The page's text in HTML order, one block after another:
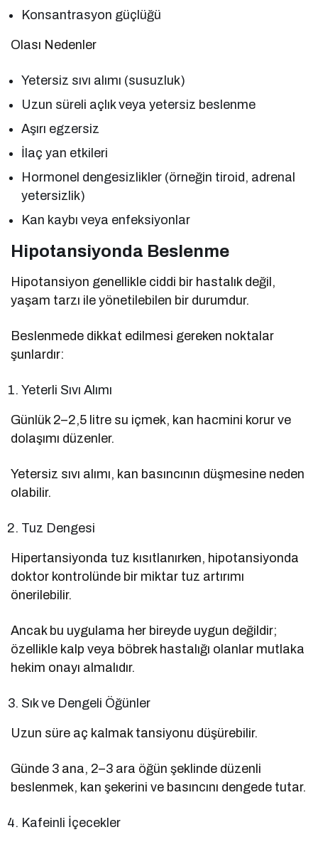
Konsantrasyon güçlüğü
Olası Nedenler
Yetersiz sıvı alımı (susuzluk)
Uzun süreli açlık veya yetersiz beslenme
Aşırı egzersiz
İlaç yan etkileri
Hormonel dengesizlikler (örneğin tiroid, adrenal
yetersizlik)
Kan kaybı veya enfeksiyonlar
Hipotansiyonda Beslenme
Hipotansiyon genellikle ciddi bir hastalık değil,
yaşam tarzı ile yönetilebilen bir durumdur.
Beslenmede dikkat edilmesi gereken noktalar
şunlardır:
Yeterli Sıvı Alımı
Günlük 2–2,5 litre su içmek, kan hacmini korur ve
dolaşımı düzenler.
Yetersiz sıvı alımı, kan basıncının düşmesine neden
olabilir.
Tuz Dengesi
Hipertansiyonda tuz kısıtlanırken, hipotansiyonda
doktor kontrolünde bir miktar tuz artırımı
önerilebilir.
Ancak bu uygulama her bireyde uygun değildir;
özellikle kalp veya böbrek hastalığı olanlar mutlaka
hekim onayı almalıdır.
Sık ve Dengeli Öğünler
Uzun süre aç kalmak tansiyonu düşürebilir.
Günde 3 ana, 2–3 ara öğün şeklinde düzenli
beslenmek, kan şekerini ve basıncını dengede tutar.
Kafeinli İçecekler